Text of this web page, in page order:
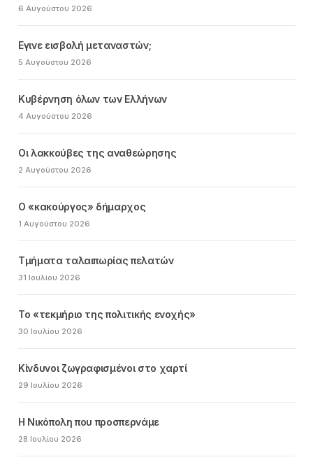
6 Αυγούστου 2026
Εγινε εισβολή μεταναστών;
5 Αυγούστου 2026
Κυβέρνηση όλων των Ελλήνων
4 Αυγούστου 2026
Οι λακκούβες της αναθεώρησης
2 Αυγούστου 2026
Ο «κακούργος» δήμαρχος
1 Αυγούστου 2026
Τμήματα ταλαιπωρίας πελατών
31 Ιουλίου 2026
Το «τεκμήριο της πολιτικής ενοχής»
30 Ιουλίου 2026
Κίνδυνοι ζωγραφισμένοι στο χαρτί
29 Ιουλίου 2026
Η Νικόπολη που προσπερνάμε
28 Ιουλίου 2026